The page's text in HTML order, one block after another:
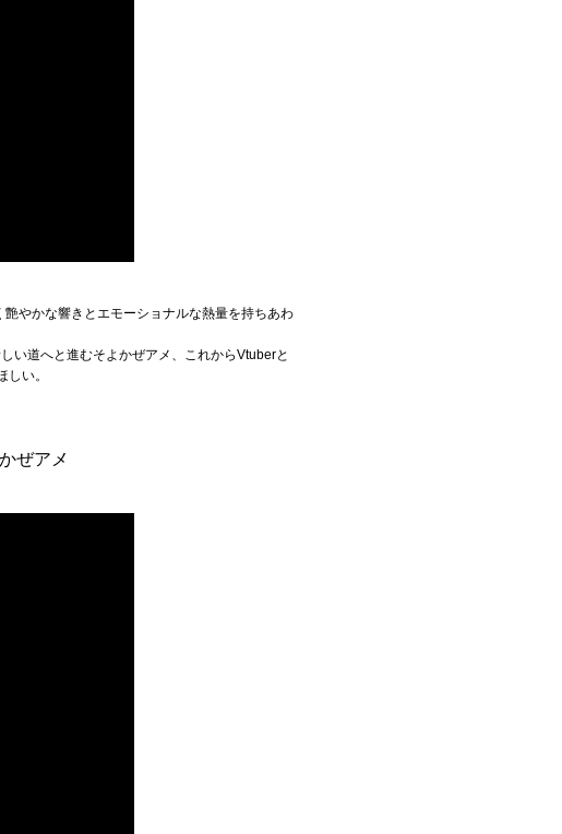
やかな響きとエモーショナルな熱量を持ちあわ
い道へと進むそよかぜアメ、これからVtuberと
い。
ぜアメ